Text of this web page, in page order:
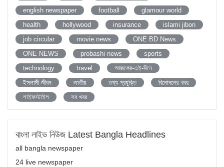
english newspaper
football
glamour world
health
hollywood insurance
islami jibon
job circular
movie news
ONE BD News
ONE NEWS
probashi news
sports
technology
travel
আজকের-এই-দিনে
ইসলামী-জীবন
জাতীয় তথ্য-প্রযুক্তি
বিনোদনের খবর
লাইফস্টাইল
সব খবর
বাংলা লাইভ নিউজ Latest Bangla Headlines
all bangla newspaper
24 live newspaper